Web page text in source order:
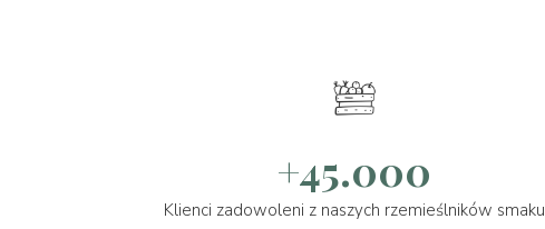
+45.000
Klienci zadowoleni z naszych rzemieślników smaku